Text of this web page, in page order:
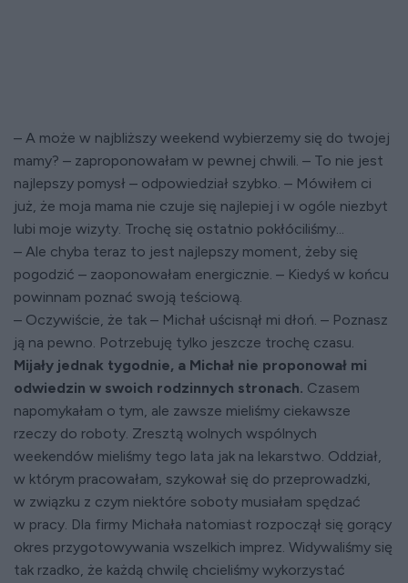
– A może w najbliższy weekend wybierzemy się do twojej
mamy? – zaproponowałam w pewnej chwili. – To nie jest
najlepszy pomysł – odpowiedział szybko. – Mówiłem ci
już, że moja mama nie czuje się najlepiej i w ogóle niezbyt
lubi moje wizyty. Trochę się ostatnio pokłóciliśmy...
– Ale chyba teraz to jest najlepszy moment, żeby się
pogodzić – zaoponowałam energicznie. – Kiedyś w końcu
powinnam poznać swoją teściową.
– Oczywiście, że tak – Michał uścisnął mi dłoń. – Poznasz
ją na pewno. Potrzebuję tylko jeszcze trochę czasu.
Mijały jednak tygodnie, a Michał nie proponował mi
odwiedzin w swoich rodzinnych stronach. Czasem
napomykałam o tym, ale zawsze mieliśmy ciekawsze
rzeczy do roboty. Zresztą wolnych wspólnych
weekendów mieliśmy tego lata jak na lekarstwo. Oddział,
w którym pracowałam, szykował się do przeprowadzki,
w związku z czym niektóre soboty musiałam spędzać
w pracy. Dla firmy Michała natomiast rozpoczął się gorący
okres przygotowywania wszelkich imprez. Widywaliśmy się
tak rzadko, że każdą chwilę chcieliśmy wykorzystać